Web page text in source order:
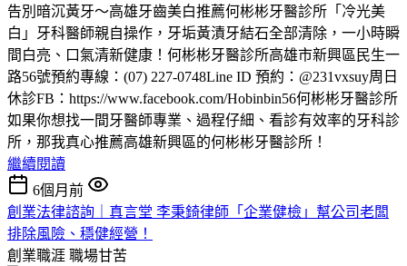
告別暗沉黃牙～高雄牙齒美白推薦何彬彬牙醫診所「冷光美
白」牙科醫師親自操作，牙垢黃漬牙結石全部清除，一小時瞬
間白亮、口氣清新健康！何彬彬牙醫診所高雄市新興區民生一
路56號預約專線：(07) 227-0748Line ID 預約：@231vxsuy周日
休診FB：https://www.facebook.com/Hobinbin56何彬彬牙醫診所
如果你想找一間牙醫師專業、過程仔細、看診有效率的牙科診
所，那我真心推薦高雄新興區的何彬彬牙醫診所！
繼續閱讀
6個月前
創業法律諮詢｜真言堂 李秉錡律師「企業健檢」幫公司老闆
排除風險、穩健經營！
創業職涯 職場甘苦